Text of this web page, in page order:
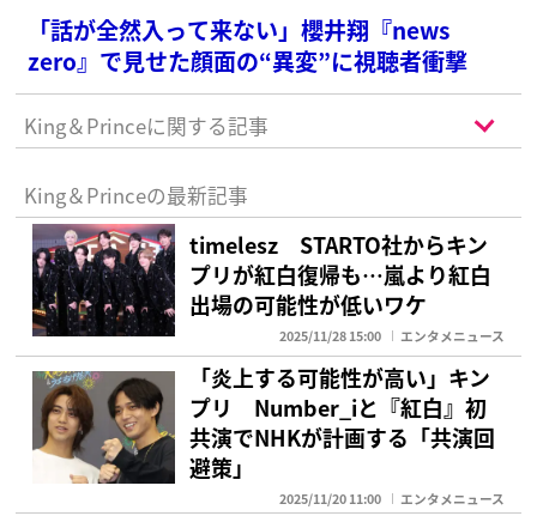
「話が全然入って来ない」櫻井翔『news
zero』で見せた顔面の“異変”に視聴者衝撃
King＆Princeに関する記事
King＆Princeの最新記事
timelesz STARTO社からキン
プリが紅白復帰も…嵐より紅白
出場の可能性が低いワケ
2025/11/28 15:00 エンタメニュース
「炎上する可能性が高い」キン
プリ Number_iと『紅白』初
共演でNHKが計画する「共演回
避策」
2025/11/20 11:00 エンタメニュース